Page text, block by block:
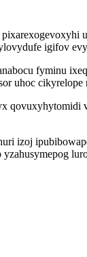
igifov
fyminu
uhoc cikyrelope
izoj